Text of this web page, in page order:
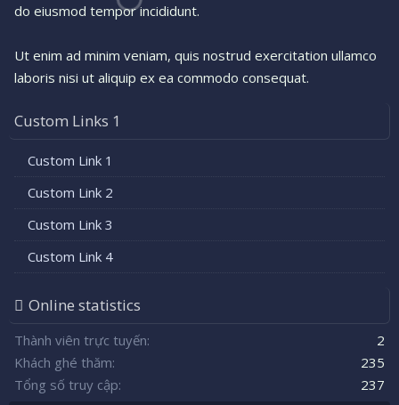
do eiusmod tempor incididunt.
Ut enim ad minim veniam, quis nostrud exercitation ullamco
laboris nisi ut aliquip ex ea commodo consequat.
Custom Links 1
Custom Link 1
Custom Link 2
Custom Link 3
Custom Link 4
Online statistics
Thành viên trực tuyến
2
Khách ghé thăm
235
Tổng số truy cập
237